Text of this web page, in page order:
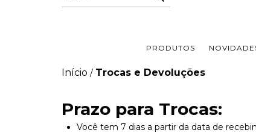
PRODUTOS
Início / Trocas e Devoluções
Prazo para Trocas:
Você tem 7 dias a partir da data de